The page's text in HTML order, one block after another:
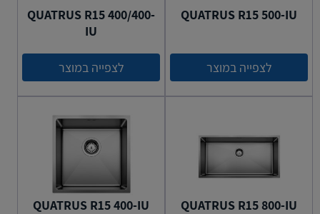
QUATRUS R15 500-IU
לצפייה במוצר
QUATRUS R15 400/400-
IU
לצפייה במוצר
QUATRUS R15 800-IU
QUATRUS R15 400-IU